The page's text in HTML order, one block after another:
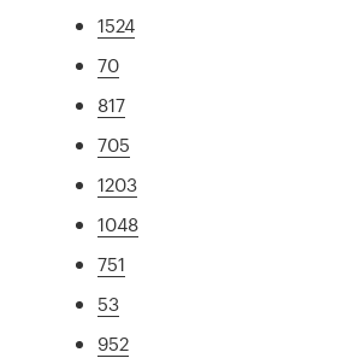
1524
70
817
705
1203
1048
751
53
952